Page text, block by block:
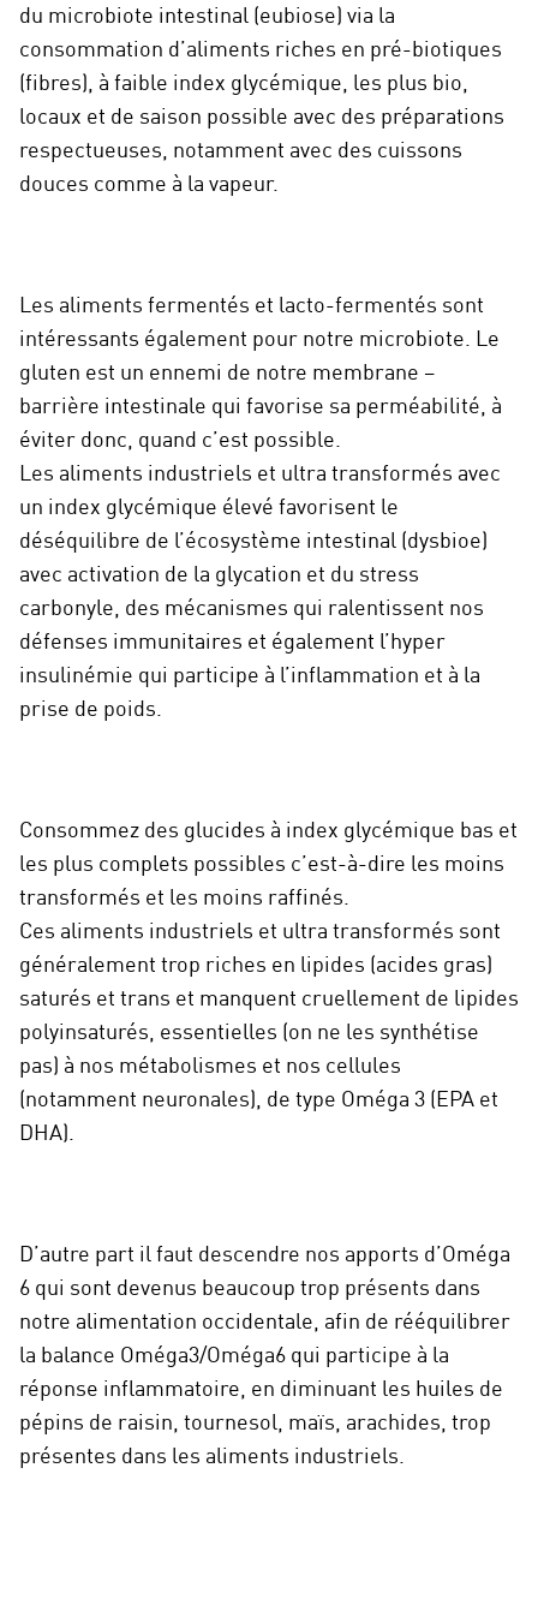
du microbiote intestinal (eubiose) via la
consommation d’aliments riches en pré-biotiques
(fibres), à faible index glycémique, les plus bio,
locaux et de saison possible avec des préparations
respectueuses, notamment avec des cuissons
douces comme à la vapeur.
Les aliments fermentés et lacto-fermentés sont
intéressants également pour notre microbiote. Le
gluten est un ennemi de notre membrane –
barrière intestinale qui favorise sa perméabilité, à
éviter donc, quand c’est possible.
Les aliments industriels et ultra transformés avec
un index glycémique élevé favorisent le
déséquilibre de l’écosystème intestinal (dysbioe)
avec activation de la glycation et du stress
carbonyle, des mécanismes qui ralentissent nos
défenses immunitaires et également l’hyper
insulinémie qui participe à l’inflammation et à la
prise de poids.
Consommez des glucides à index glycémique bas et
les plus complets possibles c’est-à-dire les moins
transformés et les moins raffinés.
Ces aliments industriels et ultra transformés sont
généralement trop riches en lipides (acides gras)
saturés et trans et manquent cruellement de lipides
polyinsaturés, essentielles (on ne les synthétise
pas) à nos métabolismes et nos cellules
(notamment neuronales), de type Oméga 3 (EPA et
DHA).
D’autre part il faut descendre nos apports d’Oméga
6 qui sont devenus beaucoup trop présents dans
notre alimentation occidentale, afin de rééquilibrer
la balance Oméga3/Oméga6 qui participe à la
réponse inflammatoire, en diminuant les huiles de
pépins de raisin, tournesol, maïs, arachides, trop
présentes dans les aliments industriels.